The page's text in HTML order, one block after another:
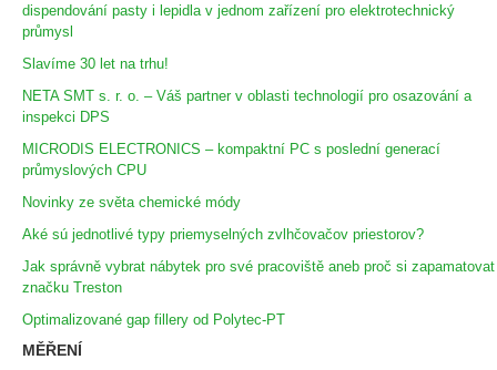
dispendování pasty i lepidla v jednom zařízení pro elektrotechnický
průmysl
Slavíme 30 let na trhu!
NETA SMT s. r. o. – Váš partner v oblasti technologií pro osazování a
inspekci DPS
MICRODIS ELECTRONICS – kompaktní PC s poslední generací
průmyslových CPU
Novinky ze světa chemické módy
Aké sú jednotlivé typy priemyselných zvlhčovačov priestorov?
Jak správně vybrat nábytek pro své pracoviště aneb proč si zapamatovat
značku Treston
Optimalizované gap fillery od Polytec-PT
MĚŘENÍ